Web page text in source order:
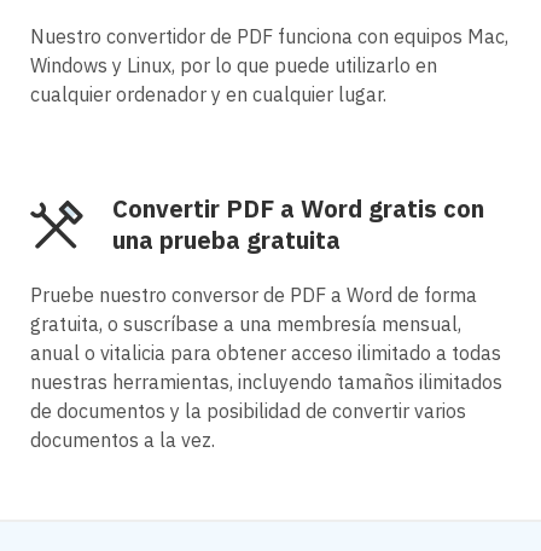
Nuestro convertidor de PDF funciona con equipos Mac,
Windows y Linux, por lo que puede utilizarlo en
cualquier ordenador y en cualquier lugar.
Convertir PDF a Word gratis con
una prueba gratuita
Pruebe nuestro conversor de PDF a Word de forma
gratuita, o suscríbase a una membresía mensual,
anual o vitalicia para obtener acceso ilimitado a todas
nuestras herramientas, incluyendo tamaños ilimitados
de documentos y la posibilidad de convertir varios
documentos a la vez.